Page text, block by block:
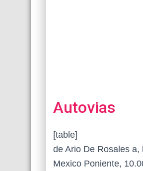
Autovias
[table]
de Ario De Rosales
Mexico Poniente,